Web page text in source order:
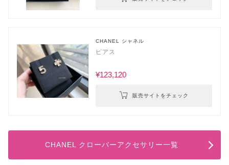
CHANEL シャネル
ピアス
¥123,120
販売サイトをチェック
CHANEL クローバーアクセサリー一覧